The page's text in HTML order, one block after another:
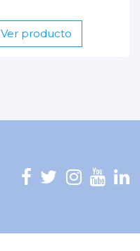
Ver producto